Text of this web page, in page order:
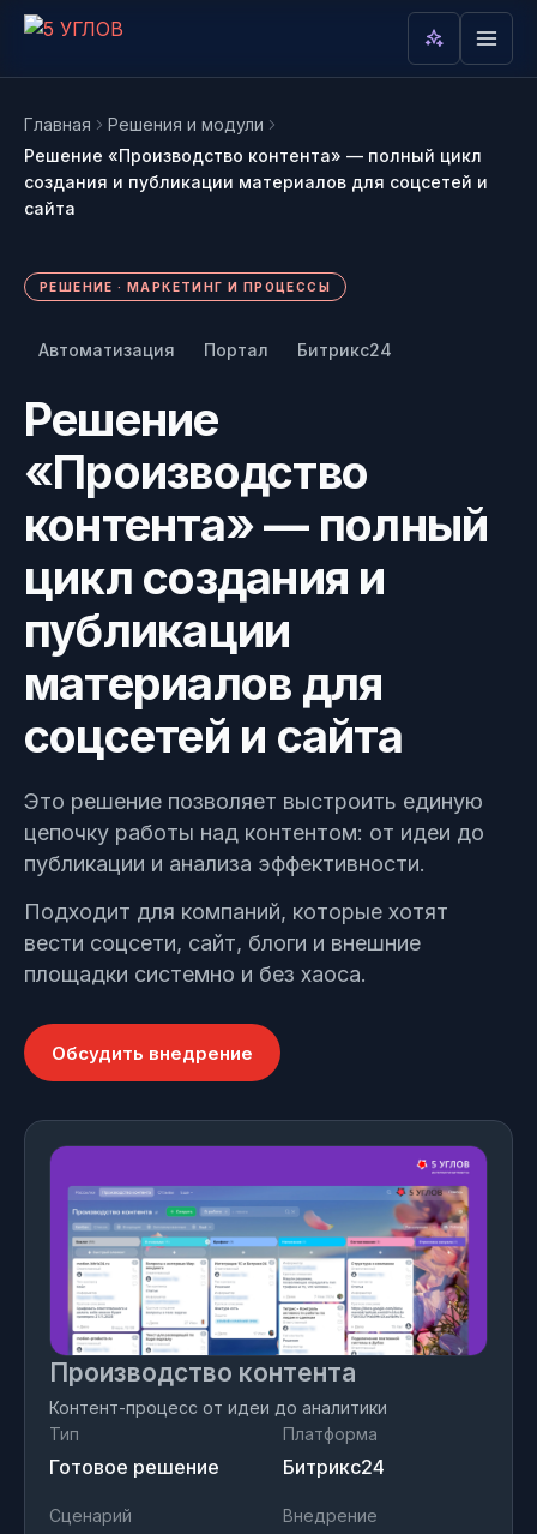
Вам интересно
Пока интересы не накоплены. Как
разделы и переходить по карточкам,
здесь появится облако его тем.
Узнать, как работает наш сайт
Написать в Telegram
@mop_5corners — обычно
Удобно, если у вас уже стоит
Позвонить
+7 (495) 215-52-91 · Пн–Пт, 10–
19 МСК
Оставить заявку
Заполнить форму —
перезвоним в течение дня
Главная
Решения и модули
Решение «Производство контента» — полный цикл
создания и публикации материалов для соцсетей и
сайта
РЕШЕНИЕ · МАРКЕТИНГ И ПРОЦЕССЫ
Автоматизация Портал Битрикс24
Решение
«Производство
контента» — полный
цикл создания и
публикации
материалов для
соцсетей и сайта
Это решение позволяет выстроить единую
цепочку работы над контентом: от идеи до
публикации и анализа эффективности.
Подходит для компаний, которые хотят
вести соцсети, сайт, блоги и внешние
площадки системно и без хаоса.
Обсудить внедрение
Производство контента
Контент-процесс от идеи до аналитики
Тип
Готовое решение
Платформа
Битрикс24
Сценарий Внедрение